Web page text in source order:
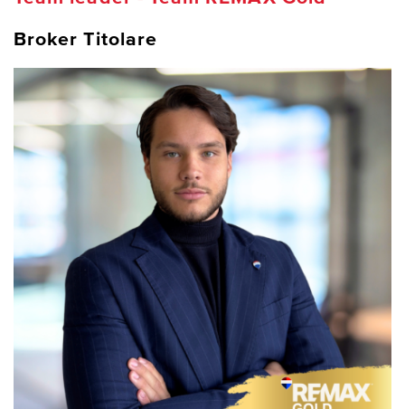
Broker Titolare